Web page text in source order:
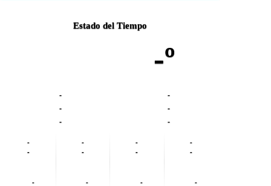
Estado del Tiempo
-º
-
-
-
-
-
-
-
-
-
-
-
-
-
-
-
-
-
-